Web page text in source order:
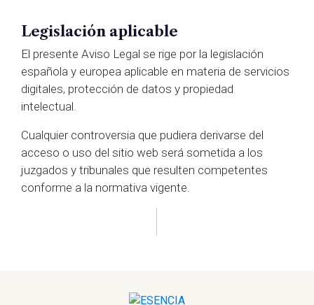
Legislación aplicable
El presente Aviso Legal se rige por la legislación
española y europea aplicable en materia de servicios
digitales, protección de datos y propiedad
intelectual.
Cualquier controversia que pudiera derivarse del
acceso o uso del sitio web será sometida a los
juzgados y tribunales que resulten competentes
conforme a la normativa vigente.